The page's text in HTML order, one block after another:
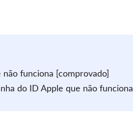
funciona [comprovado]
do ID Apple que não funciona